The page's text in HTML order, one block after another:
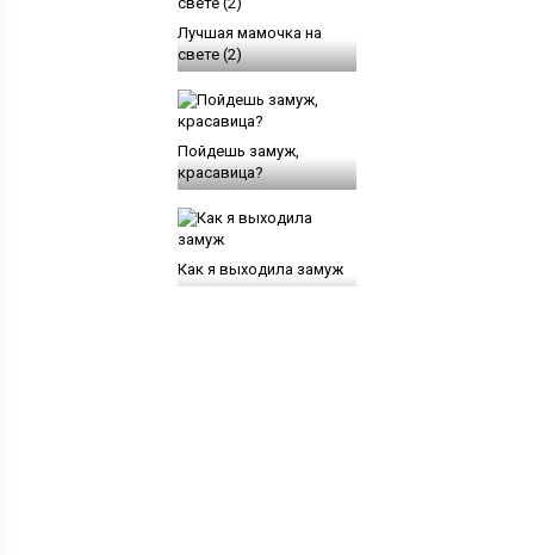
Лучшая мамочка на
свете (2)
Пойдешь замуж,
красавица?
Как я выходила замуж